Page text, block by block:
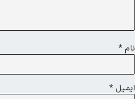
نام *
ایمیل *